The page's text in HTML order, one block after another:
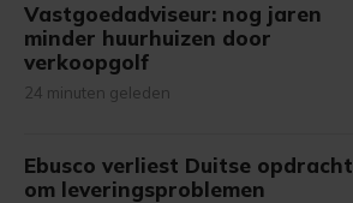
Vastgoedadviseur: nog jaren
minder huurhuizen door
verkoopgolf
24 minuten geleden
Ebusco verliest Duitse opdracht
om leveringsproblemen